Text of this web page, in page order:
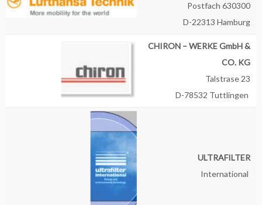
Postfach 630300
D-22313 Hamburg
CHIRON – WERKE GmbH &
CO. KG
Talstrase 23
D-78532 Tuttlingen
ULTRAFILTER
International